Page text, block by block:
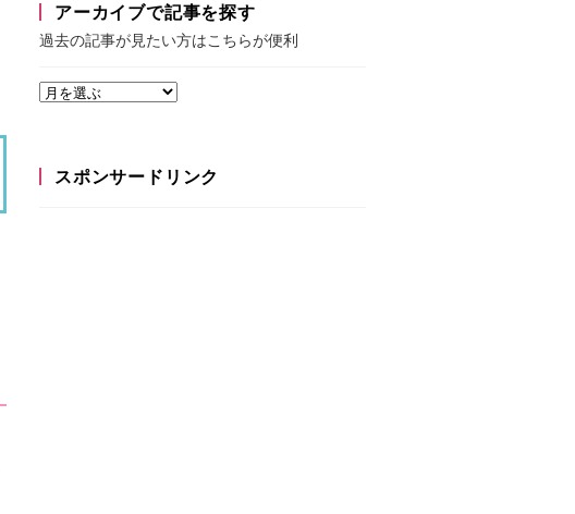
アーカイブで記事を探す
過去の記事が見たい方はこちらが便利
スポンサードリンク